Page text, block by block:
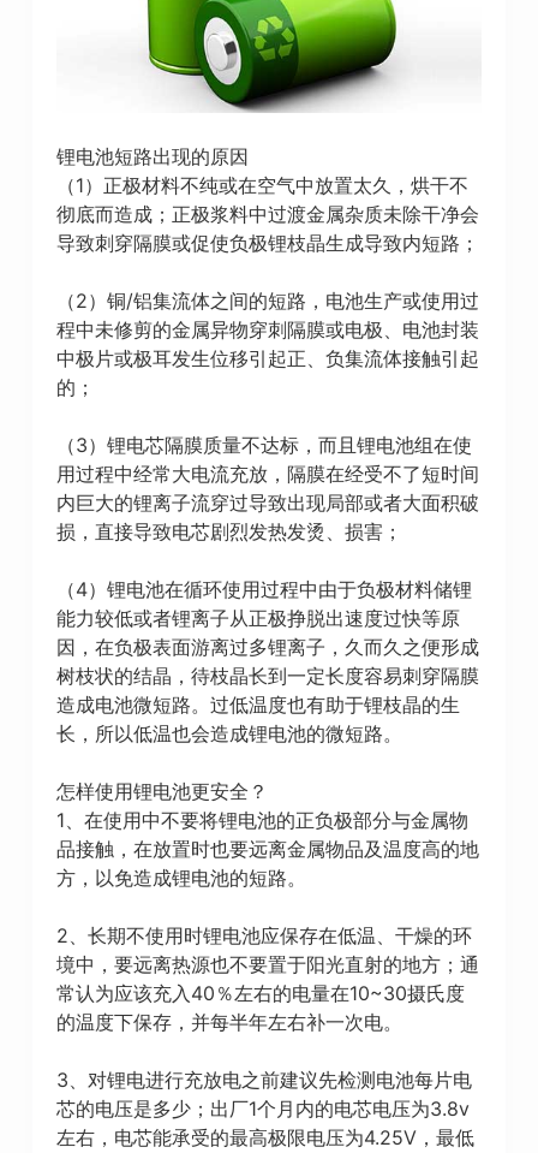
锂电池短路出现的原因
（1）正极材料不纯或在空气中放置太久，烘干不
彻底而造成；正极浆料中过渡金属杂质未除干净会
导致刺穿隔膜或促使负极锂枝晶生成导致内短路；
（2）铜/铝集流体之间的短路，电池生产或使用过
程中未修剪的金属异物穿刺隔膜或电极、电池封装
中极片或极耳发生位移引起正、负集流体接触引起
的；
（3）锂电芯隔膜质量不达标，而且锂电池组在使
用过程中经常大电流充放，隔膜在经受不了短时间
内巨大的锂离子流穿过导致出现局部或者大面积破
损，直接导致电芯剧烈发热发烫、损害；
（4）锂电池在循环使用过程中由于负极材料储锂
能力较低或者锂离子从正极挣脱出速度过快等原
因，在负极表面游离过多锂离子，久而久之便形成
树枝状的结晶，待枝晶长到一定长度容易刺穿隔膜
造成电池微短路。过低温度也有助于锂枝晶的生
长，所以低温也会造成锂电池的微短路。
怎样使用锂电池更安全？
1、在使用中不要将锂电池的正负极部分与金属物
品接触，在放置时也要远离金属物品及温度高的地
方，以免造成锂电池的短路。
2、长期不使用时锂电池应保存在低温、干燥的环
境中，要远离热源也不要置于阳光直射的地方；通
常认为应该充入40％左右的电量在10~30摄氏度
的温度下保存，并每半年左右补一次电。
3、对锂电进行充放电之前建议先检测电池每片电
芯的电压是多少；出厂1个月内的电芯电压为3.8v
左右，电芯能承受的最高极限电压为4.25V，最低